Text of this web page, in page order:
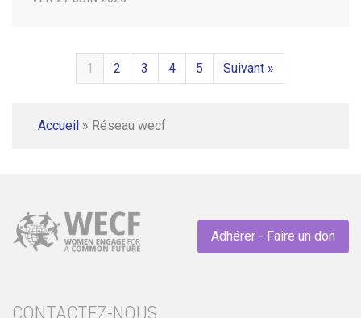
1 2 3 4 5 Suivant »
Accueil » Réseau wecf
Adhérer - Faire un don
CONTACTEZ-NOUS